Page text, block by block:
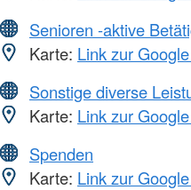
Senioren -aktive
Karte: Link zur
Sonstige diverse
Karte: Link zur
Spenden
Karte: Link zur